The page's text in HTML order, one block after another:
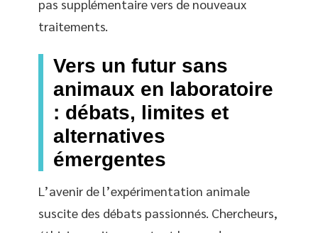
pas supplémentaire vers de nouveaux
traitements.
Vers un futur sans
animaux en laboratoire
: débats, limites et
alternatives
émergentes
L’avenir de l’expérimentation animale
suscite des débats passionnés. Chercheurs,